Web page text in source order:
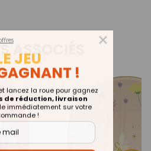
ASSOCIÉS
lancez la roue pour gagnez
immédiatement sur votre
!
!
JEU